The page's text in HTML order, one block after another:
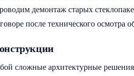
демонтаж старых
после технического осмотра
сложные архитектурные